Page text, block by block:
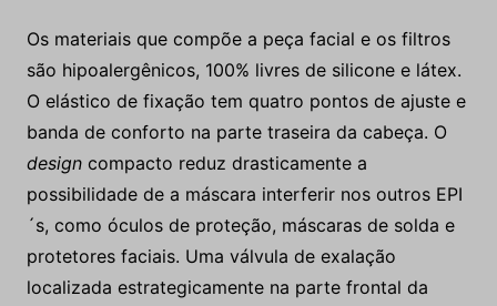
Os materiais que compõe a peça facial e os filtros
são hipoalergênicos, 100% livres de silicone e látex.
O elástico de fixação tem quatro pontos de ajuste e
banda de conforto na parte traseira da cabeça. O
designcompacto reduz drasticamente a
possibilidade de a máscara interferir nos outros EPI
´s, como óculos de proteção, máscaras de solda e
protetores faciais. Uma válvula de exalação
localizada estrategicamente na parte frontal da